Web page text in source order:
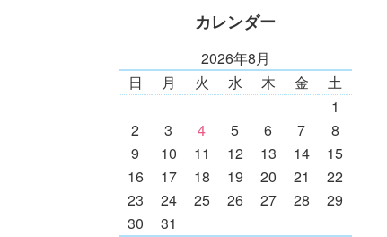
カレンダー
2026年8月
日
月 火 水 木 金
土
1
2
3 4 5 6 7
8
9
10 11 12 13 14
15
16
17 18 19 20 21
22
23
24 25 26 27 28
29
30
31